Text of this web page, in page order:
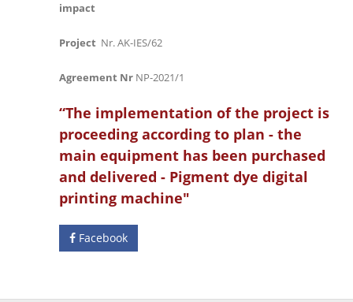
impact
Project Nr. AK-IES/62
Agreement Nr NP-2021/1
“The implementation of the project is
proceeding according to plan - the
main equipment has been purchased
and delivered - Pigment dye digital
printing machine"
Facebook